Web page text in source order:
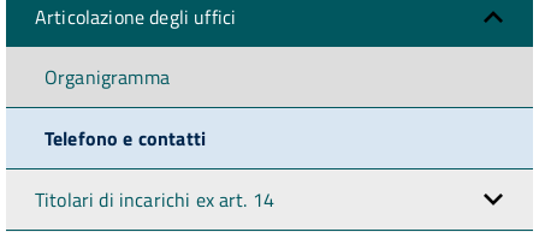
Articolazione degli uffici
Organigramma
Telefono e contatti
Titolari di incarichi ex art. 14